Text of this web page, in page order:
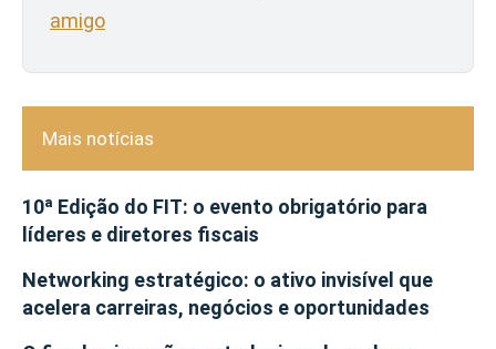
amigo
Mais notícias
10ª Edição do FIT: o evento obrigatório para
líderes e diretores fiscais
Networking estratégico: o ativo invisível que
acelera carreiras, negócios e oportunidades